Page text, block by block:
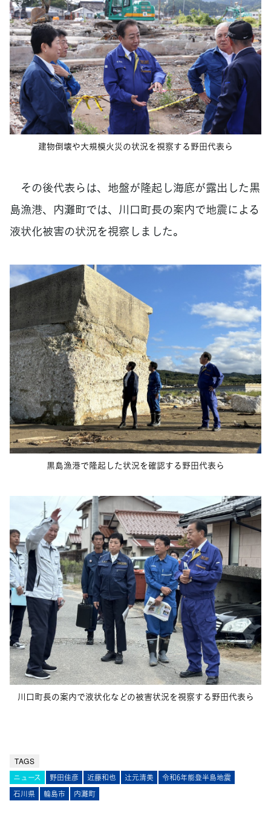
建物倒壊や大規模火災の状況を視察する野田代表ら
その後代表らは、地盤が隆起し海底が露出した黒
島漁港、内灘町では、川口町長の案内で地震による
液状化被害の状況を視察しました。
黒島漁港で隆起した状況を確認する野田代表ら
川口町長の案内で液状化などの被害状況を視察する野田代表ら
TAGS
ニュース 野田佳彦 近藤和也 辻󠄀元清美
令和6年能登半島地震
石川県
輪島市 内灘町